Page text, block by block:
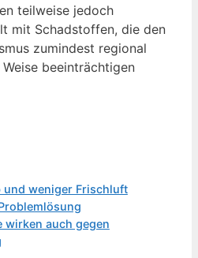
teilweise jedoch
mit Schadstoffen, die den
zumindest regional
beeinträchtigen
und weniger Frischluft
wirken auch gegen